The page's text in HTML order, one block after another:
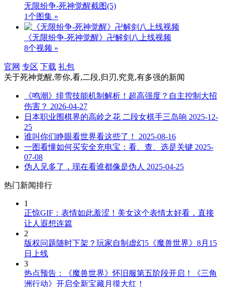
无限纷争-死神觉醒截图(5)
1个图集 »
《无限纷争-死神觉醒》卍解剑八上线视频
8个视频 »
官网 专区 下载 礼包
关于死神觉醒,带你,看,二段,归刃,究竟,有多强的新闻
《鸣潮》绯雪技能机制解析！超高强度？自主控制大招
伤害？ 2026-04-27
日本职业围棋界的高岭之花 二段女棋手三岛响 2025-12-
25
谁叫你们睁眼看世界看这些了！
2025-08-16
一图看懂如何买安全充电宝：看、查、选是关键 2025-
07-08
伪人见多了，现在看谁都像是伪人 2025-04-25
热门新闻排行
1
正惊GIF：表情如此羞涩！美女这个表情太好看，直接
让人遐想连篇
2
版权问题随时下架？玩家自制虚幻5《魔兽世界》8月15
日上线
3
热点预告：《魔兽世界》怀旧服第五阶段开启！《三角
洲行动》开启全新宝藏月摸大红！